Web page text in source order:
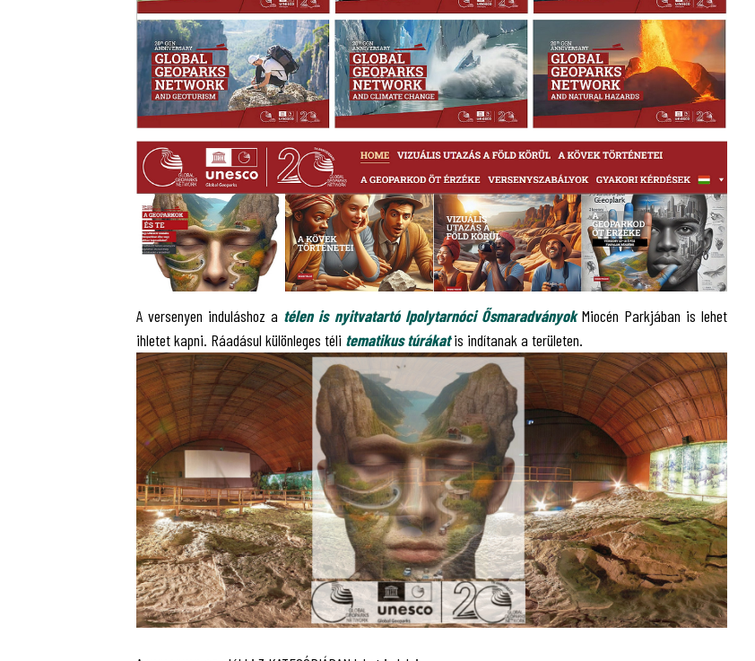
A versenyen induláshoz a télen is nyitvatartó Ipolytarnóci ŐsmaradványokMiocén Parkjában is lehet
ihletet kapni. Ráadásul különleges téli tematikus túrákatis indítanak a területen.